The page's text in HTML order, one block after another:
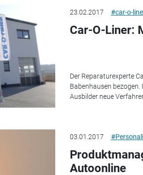
23.02.2017 #car-o-
Car-O-Liner:
Der Reparaturexperte
Babenhausen bezogen.
Ausbilder neue
03.01.2017
Autoonline